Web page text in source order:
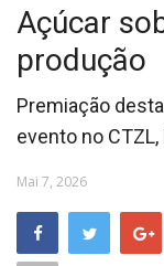
LEILÕES
FEIRAS E EVENTOS
LOGÍSTICA
COLUNISTA
Açúcar
produção
Premiação
evento no
Mai 7, 2026